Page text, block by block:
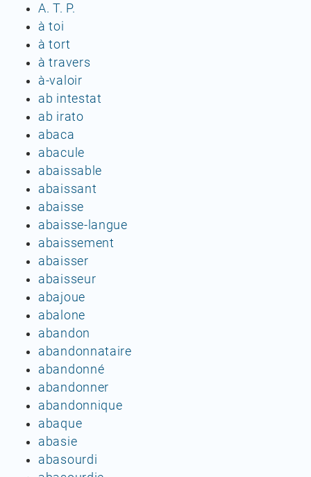
A. T. P.
à toi
à tort
à travers
à-valoir
ab intestat
ab irato
abaca
abacule
abaissable
abaissant
abaisse
abaisse-langue
abaissement
abaisser
abaisseur
abajoue
abalone
abandon
abandonnataire
abandonné
abandonner
abandonnique
abaque
abasie
abasourdi